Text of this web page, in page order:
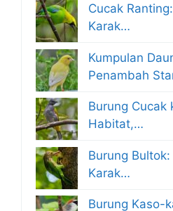
Cucak
Karak…
Kumpulan
Penambah
Burung Cucak
Habitat,…
Burung
Karak…
Burung Kaso-